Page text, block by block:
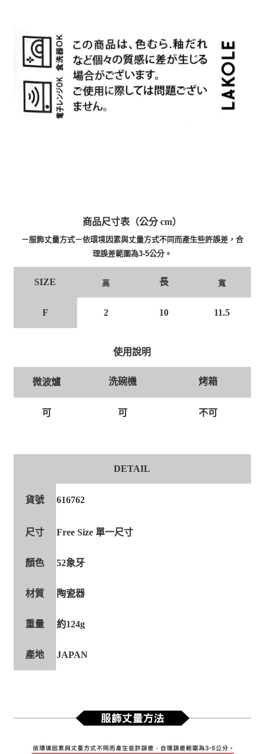
商品尺寸表（公分 cm）
－服飾丈量方式－依環境因素與丈量方式不同而產生些許誤差，合
理誤差範圍為3-5公分。
SIZE 高 長 寬
F 2 10 11.5
使用說明
微波爐 洗碗機 烤箱
可 可 不可
DETAIL
貨號 616762
尺寸 Free Size 單一尺寸
顏色 52象牙
材質 陶瓷器
重量 約124g
產地 JAPAN